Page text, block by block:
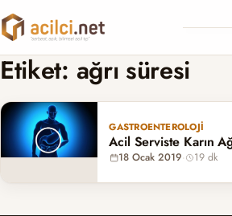
Etiket: ağrı süresi
GASTROENTEROLOJI
Acil Serviste Karın
18 Ocak 2019· 19 dk